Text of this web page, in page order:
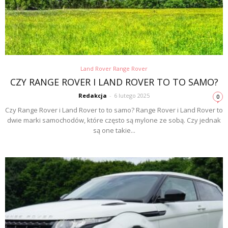
Land Rover Range Rover
CZY RANGE ROVER I LAND ROVER TO TO SAMO?
Redakcja - 6 lutego 2025 0
Czy Range Rover i Land Rover to to samo? Range Rover i Land Rover to
dwie marki samochodów, które często są mylone ze sobą. Czy jednak
są one takie...